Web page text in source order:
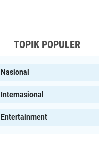
TOPIK POPULER
Nasional
Internasional
Entertainment